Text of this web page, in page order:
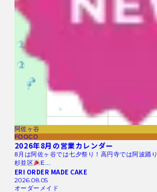
阿佐ヶ谷
FOOCO
2026年8月の営業カレンダー
8月は阿佐ヶ谷では七夕祭り！高円寺では阿波踊
杉並区
E…
ERI ORDER MADE CAKE
2026.08.05
オーダーメイド